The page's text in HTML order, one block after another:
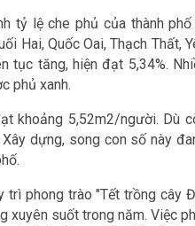
tỷ lệ che phủ của thành
Hai, Quốc Oai, Thạch Thất,
tục tăng, hiện đạt 5,34%.
phủ xanh.
khoảng 5,52m2/người. Dù
dựng, song con số này
trì phong trào "Tết trồng cây
xuyên suốt trong năm. Việc